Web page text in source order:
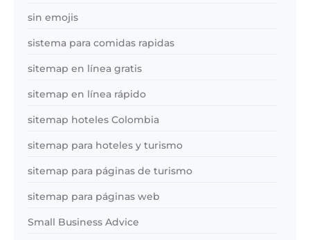
sin emojis
sistema para comidas rapidas
sitemap en línea gratis
sitemap en línea rápido
sitemap hoteles Colombia
sitemap para hoteles y turismo
sitemap para páginas de turismo
sitemap para páginas web
Small Business Advice